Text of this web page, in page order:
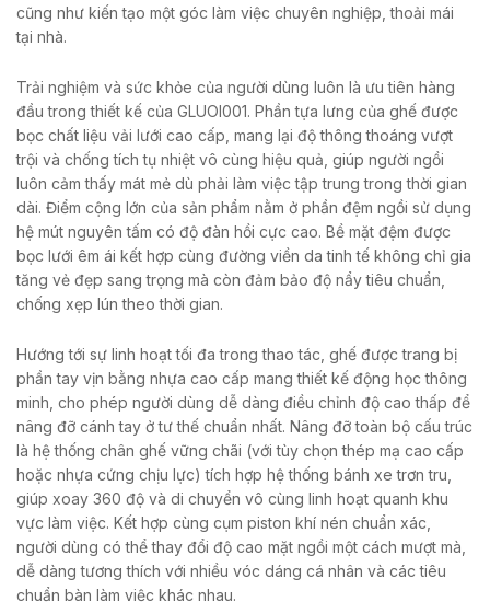
cũng như kiến tạo một góc làm việc chuyên nghiệp, thoải mái
tại nhà.
Trải nghiệm và sức khỏe của người dùng luôn là ưu tiên hàng
đầu trong thiết kế của GLUOI001. Phần tựa lưng của ghế được
bọc chất liệu vải lưới cao cấp, mang lại độ thông thoáng vượt
trội và chống tích tụ nhiệt vô cùng hiệu quả, giúp người ngồi
luôn cảm thấy mát mẻ dù phải làm việc tập trung trong thời gian
dài. Điểm cộng lớn của sản phẩm nằm ở phần đệm ngồi sử dụng
hệ mút nguyên tấm có độ đàn hồi cực cao. Bề mặt đệm được
bọc lưới êm ái kết hợp cùng đường viền da tinh tế không chỉ gia
tăng vẻ đẹp sang trọng mà còn đảm bảo độ nẩy tiêu chuẩn,
chống xẹp lún theo thời gian.
Hướng tới sự linh hoạt tối đa trong thao tác, ghế được trang bị
phần tay vịn bằng nhựa cao cấp mang thiết kế động học thông
minh, cho phép người dùng dễ dàng điều chỉnh độ cao thấp để
nâng đỡ cánh tay ở tư thế chuẩn nhất. Nâng đỡ toàn bộ cấu trúc
là hệ thống chân ghế vững chãi (với tùy chọn thép mạ cao cấp
hoặc nhựa cứng chịu lực) tích hợp hệ thống bánh xe trơn tru,
giúp xoay 360 độ và di chuyển vô cùng linh hoạt quanh khu
vực làm việc. Kết hợp cùng cụm piston khí nén chuẩn xác,
người dùng có thể thay đổi độ cao mặt ngồi một cách mượt mà,
dễ dàng tương thích với nhiều vóc dáng cá nhân và các tiêu
chuẩn bàn làm việc khác nhau.